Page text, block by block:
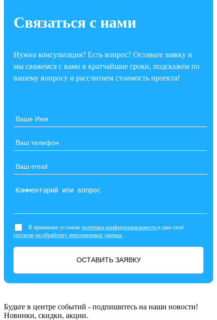
Связаться с нами
Нужна консультация? Есть вопрос? Оставьте заявку и
мы свяжемся с вами в кратчайшие сроки, подскажем по
вашему вопросу и рассчитаем стоимость проекта!
Я принимаю условия политики конфиденциальности и даю своё
согласие на обработку персональных данных .
ОСТАВИТЬ ЗАЯВКУ
Будьте в центре событий - подпишитесь на наши новости!
Новинки, скидки, акции.